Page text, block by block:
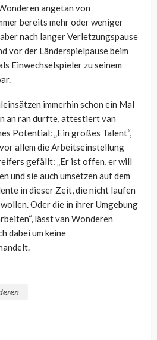
angetan von
bereits mehr oder weniger
nach langer Verletzungspause
vor der Länderspielpause beim
Einwechselspieler zu seinem
immerhin schon ein Mal
an ran durfte, attestiert van
Potential: „Ein großes Talent“,
allem die Arbeitseinstellung
gefällt: „Er ist offen, er will
und sie auch umsetzen auf dem
in dieser Zeit, die nicht laufen
Oder die in ihrer Umgebung
lässt van Wonderen
dabei um keine